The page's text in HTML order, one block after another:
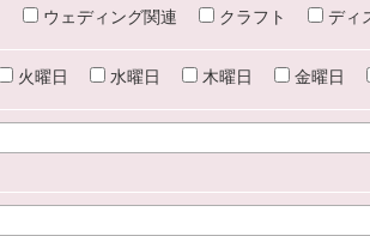
ウェディング関連 クラフト ディ
火曜日 水曜日 木曜日 金曜日